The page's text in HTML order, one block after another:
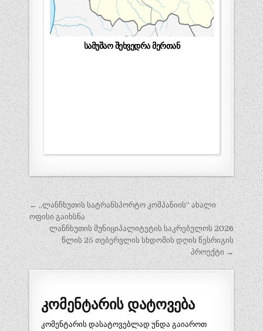
სამუშაო შეხვედრა მერთან
პოსტის
ნავიგაცია
← ,,ლანჩხუთის სატრანსპორტო კომპანიის“ ახალი
ოფისი გაიხსნა
ლანჩხუთის მუნიციპალიტეტის საკრებულოს 2026
წლის 25 თებერვლის სხდომის დღის წესრიგის
პროექტი →
კომენტარის დატოვება
კომენტარის დასატოვებლად უნდა გაიაროთ